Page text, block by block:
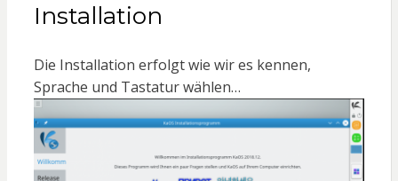
Installation
Die Installation erfolgt wie wir es kennen,
Sprache und Tastatur wählen…